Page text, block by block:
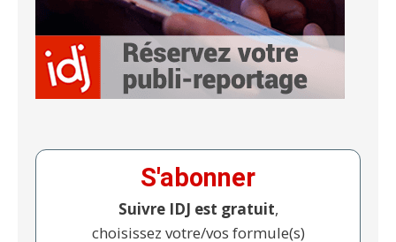
S'abonner
Suivre IDJ est gratuit,
choisissez votre/vos formule(s)